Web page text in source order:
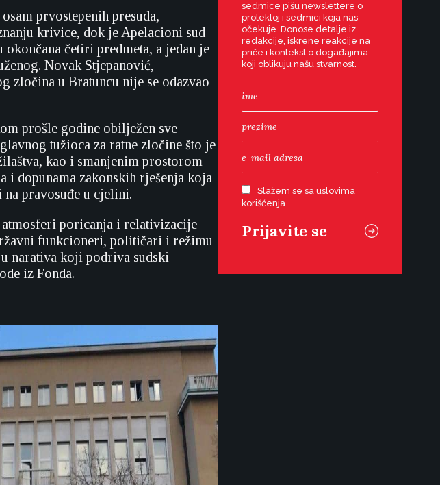
prvostepenih presuda,
krivice, dok je Apelacioni sud
okončana četiri predmeta, a jedan je
Novak Stjepanović,
zločina u Bratuncu nije se odazvao
prošle godine obilježen sve
tužioca za ratne zločine što je
kao i smanjenim prostorom
i dopunama zakonskih rješenja koja
pravosuđe u cjelini.
atmosferi poricanja i relativizacije
funkcioneri, političari i režimu
narativa koji podriva sudski
iz Fonda.
sedmice pišu newslettere o
protekloj i sedmici koja nas
očekuje. Donose detalje iz
redakcije, iskrene reakcije na
priče i kontekst o događajima
koji oblikuju našu stvarnost.
Slažem se sa uslovima
korišćenja